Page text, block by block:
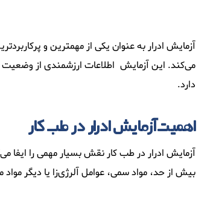
آزمایش ادرار به عنوان یکی از مهمترین و
می‌کند. این آزمایش اطلاعات ارزشمندی از وضعیت
دارد.
اهمیت آزمایش ادرار در طب کار
آزمایش ادرار در طب کار نقش بسیار مهمی را ایفا
بیش از حد، مواد سمی، عوامل آلرژی‌زا یا دیگر